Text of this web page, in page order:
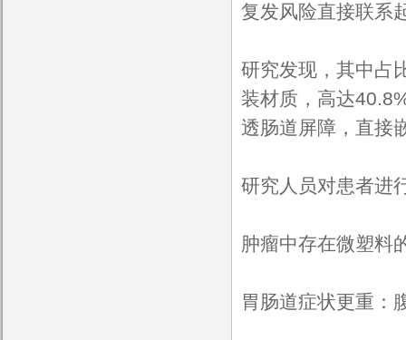
复发风险直接联系
研究发现，其中占
装材质，高达
透肠道屏障，直接
研究人员对患者进
肿瘤中存在微塑料
胃肠道症状更重：